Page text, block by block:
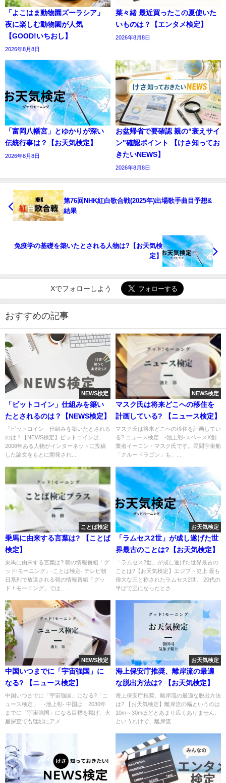
「よこはま動物園ズーラシア」
夜に楽しむ動物園が人気
【GOOD!いちおし】
2026年8月8日
菜々緒 最近買ったこの夏使いた
いものは？【エンタメ検定】
2026年8月8日
「富岡八幡宮」とゆかりが深い
伝統行事は？【お天気検定】
2026年8月8日
お盆帰省で要確認 親の"衰えサイ
ン"確認ポイント 【けさ知ってお
きたいNEWS】
2026年8月8日
第76回NHK紅白歌合戦(2025年)出場歌手曲目予想&
結果
免疫学の基礎を築いたとされる人物は?【お天気検
定】
Xでフォローしよう
おすすめの記事
NEWS検定
「ビットコイン」仕組みを築い
たとされるのは？【NEWS検定】
「ビットコイン」仕組みを築いたとされる
のは？【NEWS検定】ビットコインは、
2008年ある人物がインターネットに投稿
した論文をもとに開発され...
NEWS検定
マスク氏は将来どこへの移住を
計画している? 【ニュース検定】
マスク氏は将来どこへの移住を計画してい
る? ニュース検定 -池上彰-スペースX創
業者イーロン・マスク氏です。民間宇宙船
「クルードラゴン」も、...
ことば検定
乗馬に由来する言葉は? 【ことば
検定】
乗馬に由来する言葉は? 朝の情報番組「グ
ッド!モーニング」-ことば検定- テレビ朝
日系列で放送される朝の情報番組「グッ
ド！モーニング」では、...
お天気検定
「ラムセス2世」が成し遂げた世
界最古のことは?【お天気検定】
「ラムセス2世」が成し遂げた世界最古の
ことは?【お天気検定】エジプト史上 最も
偉大な王と称されたラムセス2世。 20代の
半ばで王になったとさ...
NEWS検定
中国いつまでに「宇宙強国」に
なる? 【ニュース検定】
中国いつまでに「宇宙強国」になる?「ニ
ュース検定」 -池上彰- 中国は、2030年
までに「宇宙強国」になる目標を掲げ、火
星探査でも猛烈にアメ...
お天気検定
海上保安庁推奨、離岸流の最適
な脱出方法は? 【お天気検定】
海上保安庁推奨、離岸流の最適な脱出方法
は? 【お天気検定】離岸流の幅というのは
10m～30mほどとあまり広くありません。
というわけで、離岸流...